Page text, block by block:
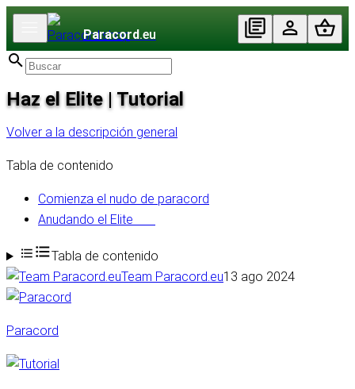
Paracord.eu
Haz el Elite | Tutorial
Volver a la descripción general
Tabla de contenido
Comienza el nudo de paracord
Anudando el Elite
Tabla de contenido
Team Paracord.eu13 ago 2024
Paracord